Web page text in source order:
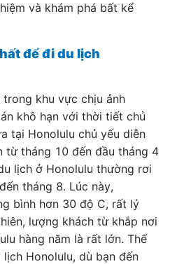
và khám phá bất kể
để đi du lịch
trong khu vực chịu ảnh
khô hạn với thời tiết chủ
tại Honolulu chủ yếu diễn
từ tháng 10 đến đầu tháng 4
lịch ở Honolulu thường rơi
tháng 8. Lúc này,
bình hơn 30 độ C, rất lý
lượng khách từ khắp nơi
hàng năm là rất lớn. Thế
Honolulu, dù bạn đến